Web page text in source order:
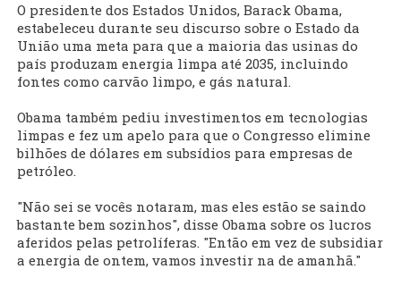
O presidente dos Estados Unidos, Barack Obama,
estabeleceu durante seu discurso sobre o Estado da
União uma meta para que a maioria das usinas do
país produzam energia limpa até 2035, incluindo
fontes como carvão limpo, e gás natural.
Obama também pediu investimentos em tecnologias
limpas e fez um apelo para que o Congresso elimine
bilhões de dólares em subsídios para empresas de
petróleo.
"Não sei se vocês notaram, mas eles estão se saindo
bastante bem sozinhos", disse Obama sobre os lucros
aferidos pelas petrolíferas. "Então em vez de subsidiar
a energia de ontem, vamos investir na de amanhã."